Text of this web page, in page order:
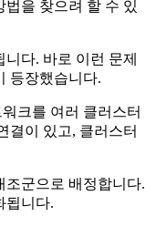
을 찾으려 할 수 있
다. 바로 이런 문제
등장했습니다.
크를 여러 클러스터
결이 있고, 클러스터
조군으로 배정합니다.
됩니다.